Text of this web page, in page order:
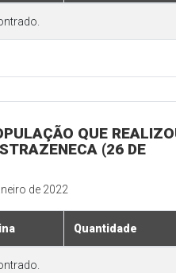
QUE
(26 DE
de 2022
Quantidade